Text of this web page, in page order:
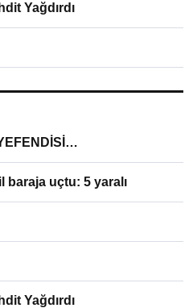
Yağdırdı
baraja uçtu: 5 yaralı
Yağdırdı